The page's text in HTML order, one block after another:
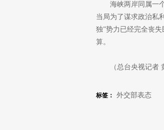
海峡两岸同属一
当局为了谋求政治私
独”势力已经完全丧
算。
（总台央视记者
标签：
外交部表态